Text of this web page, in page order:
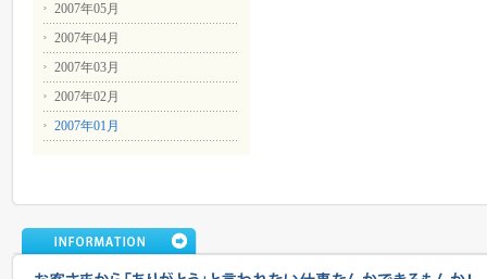
2007年05月
2007年04月
2007年03月
2007年02月
2007年01月